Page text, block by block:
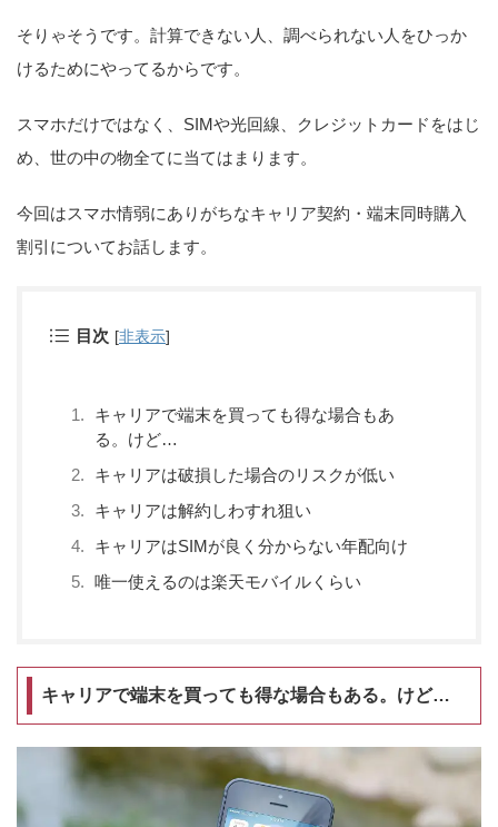
そりゃそうです。計算できない人、調べられない人をひっか
けるためにやってるからです。
スマホだけではなく、SIMや光回線、クレジットカードをはじ
め、世の中の物全てに当てはまります。
今回はスマホ情弱にありがちなキャリア契約・端末同時購入
割引についてお話します。
目次 [非表示]
キャリアで端末を買っても得な場合もあ
る。けど…
キャリアは破損した場合のリスクが低い
キャリアは解約しわすれ狙い
キャリアはSIMが良く分からない年配向け
唯一使えるのは楽天モバイルくらい
キャリアで端末を買っても得な場合もある。けど…